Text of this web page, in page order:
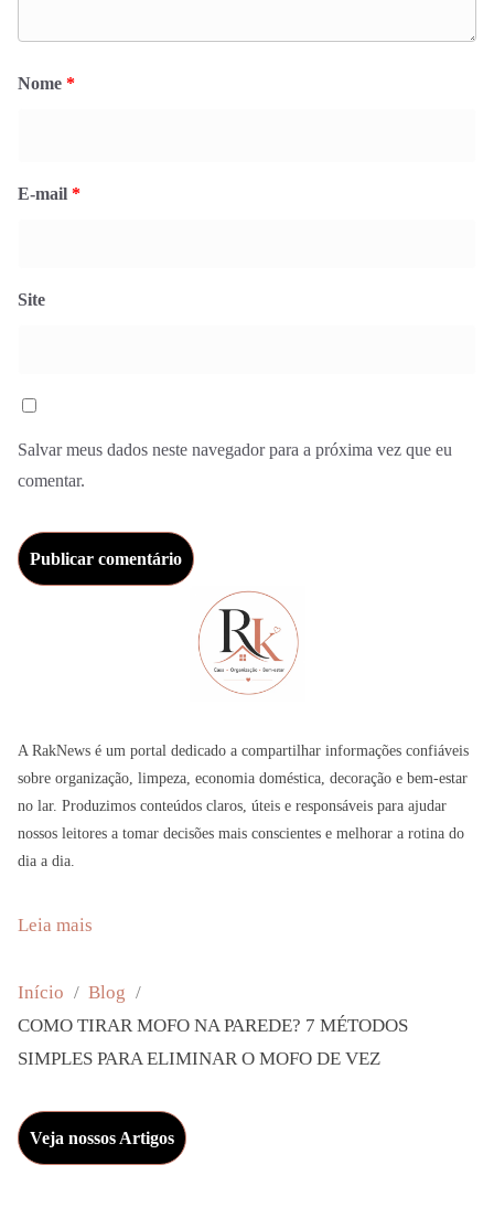
Nome *
E-mail *
Site
Salvar meus dados neste navegador para a próxima vez que eu
comentar.
A RakNews é um portal dedicado a compartilhar informações confiáveis
sobre organização, limpeza, economia doméstica, decoração e bem-estar
no lar. Produzimos conteúdos claros, úteis e responsáveis para ajudar
nossos leitores a tomar decisões mais conscientes e melhorar a rotina do
dia a dia.
Leia mais
O
M
O
I
R
A
Início
Blog
COMO TIRAR MOFO NA PAREDE? 7 MÉTODOS
SIMPLES PARA ELIMINAR O MOFO DE VEZ
Veja nossos Artigos